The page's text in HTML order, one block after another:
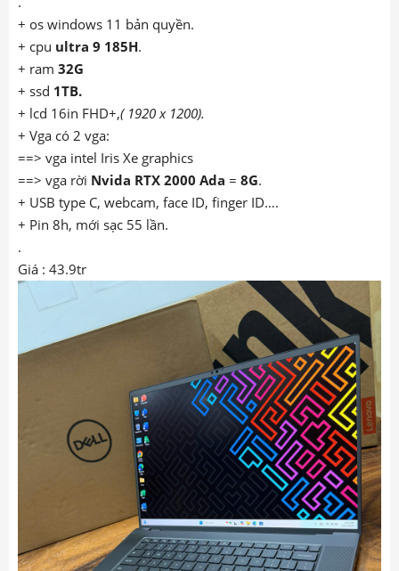
+ os windows 11 bản quyền.
+ cpu ultra 9 185H.
+ ram 32G
+ ssd 1TB.
+ lcd 16in FHD+,( 1920 x 1200).
+ Vga có 2 vga:
==> vga intel Iris Xe graphics
==> vga rời Nvida RTX 2000 Ada = 8G.
+ USB type C, webcam, face ID, finger ID….
+ Pin 8h, mới sạc 55 lần.
.
Giá : 43.9tr